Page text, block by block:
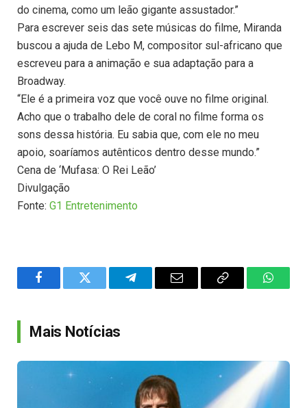
do cinema, como um leão gigante assustador.”
Para escrever seis das sete músicas do filme, Miranda
buscou a ajuda de Lebo M, compositor sul-africano que
escreveu para a animação e sua adaptação para a
Broadway.
“Ele é a primeira voz que você ouve no filme original.
Acho que o trabalho dele de coral no filme forma os
sons dessa história. Eu sabia que, com ele no meu
apoio, soaríamos autênticos dentro desse mundo.”
Cena de ‘Mufasa: O Rei Leão’
Divulgação
Fonte: G1 Entretenimento
FacebookTwitter TelegramEmail
Copy
Mais Notícias